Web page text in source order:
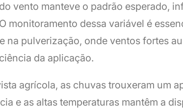
vento manteve o padrão esperado,
monitoramento dessa variável é
na pulverização, onde ventos fortes
da aplicação.
agrícola, as chuvas trouxeram um
e as altas temperaturas mantêm a